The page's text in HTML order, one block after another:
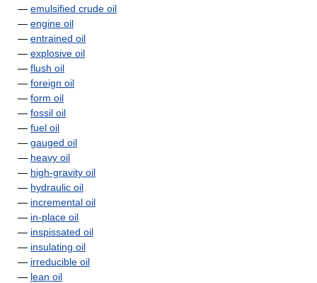
— emulsified crude oil
— engine oil
— entrained oil
— explosive oil
— flush oil
— foreign oil
— form oil
— fossil oil
— fuel oil
— gauged oil
— heavy oil
— high-gravity oil
— hydraulic oil
— incremental oil
— in-place oil
— inspissated oil
— insulating oil
— irreducible oil
— lean oil